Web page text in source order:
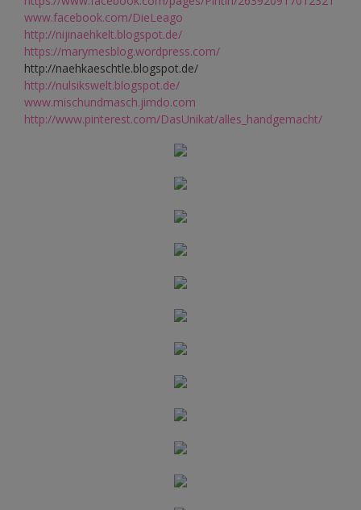
www.facebook.com/DieLeago
http://nijinaehkelt.blogspot.de/
https://marymesblog.wordpress.com/
http://naehkaeschtle.blogspot.de/
http://nulsikswelt.blogspot.de/
www.mischundmasch.jimdo.com
http://www.pinterest.com/DasUnikat/alles_handgemacht/